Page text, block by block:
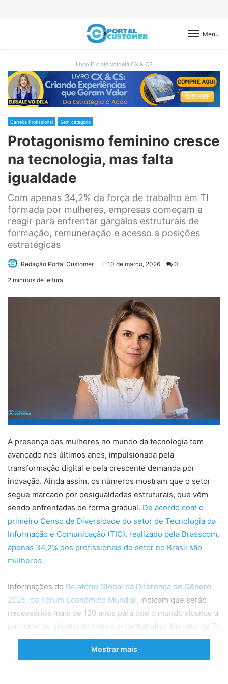
Menu
Livro Euriale Voidela CX & CS
Carreira Profissional Sem categoria
Protagonismo feminino cresce
na tecnologia, mas falta
igualdade
Com apenas 34,2% da força de trabalho em TI
formada por mulheres, empresas começam a
reagir para enfrentar gargalos estruturais de
formação, remuneração e acesso a posições
estratégicas
Redação Portal CustomerSend10 de março, 2026 0
2 minutos de leitura
A presença das mulheres no mundo da tecnologia tem
avançado nos últimos anos, impulsionada pela
transformação digital e pela crescente demanda por
inovação. Ainda assim, os números mostram que o setor
segue marcado por desigualdades estruturais, que vêm
sendo enfrentadas de forma gradual. De acordo com o
primeiro Censo de Diversidade do setor de Tecnologia da
Informação e Comunicação (TIC), realizado pela Brasscom,
apenas 34,2% dos profissionais do setor no Brasil são
mulheres.
Informações do Relatório Global da Diferença de Gênero
2025, do Fórum Econômico Mundial, indicam que serão
necessários mais de 120 anos para que o mundo alcance a
paridade de gênero no mercado de trabalho. No caso da TI
brasileira, mantido o ritmo atual, a paridade só seria
alcançada por volta de 2110, e, para cumprir as metas da
Mostrar mais